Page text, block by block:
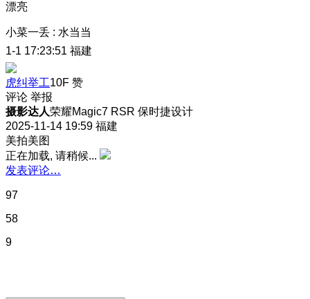
漂亮
小菜一丢 : 水当当
1-1 17:23:51 福建
虎纠举工10F 赞
评论 举报
摄影达人荣耀Magic7 RSR 保时捷设计
2025-11-14 19:59 福建
美拍美图
正在加载, 请稍候...
发表评论…
97
58
9